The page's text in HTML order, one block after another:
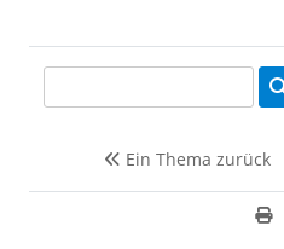
Ein Thema zurück